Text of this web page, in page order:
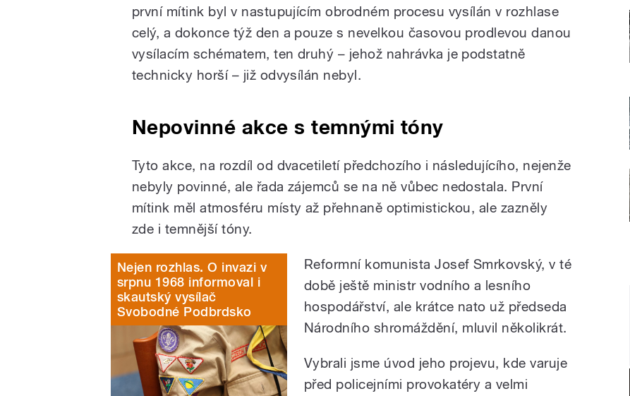
první mítink byl v nastupujícím obrodném procesu vysílán v rozhlase
celý, a dokonce týž den a pouze s nevelkou časovou prodlevou danou
vysílacím schématem, ten druhý – jehož nahrávka je podstatně
technicky horší – již odvysílán nebyl.
Nepovinné akce s temnými tóny
Tyto akce, na rozdíl od dvacetiletí předchozího i následujícího, nejenže
nebyly povinné, ale řada zájemců se na ně vůbec nedostala. První
mítink měl atmosféru místy až přehnaně optimistickou, ale zazněly
zde i temnější tóny.
Nejen rozhlas. O invazi v
srpnu 1968 informoval i
skautský vysílač
Svobodné Podbrdsko
Reformní komunista Josef Smrkovský, v té
době ještě ministr vodního a lesního
hospodářství, ale krátce nato už předseda
Národního shromáždění, mluvil několikrát.
Vybrali jsme úvod jeho projevu, kde varuje
před policejními provokatéry a velmi